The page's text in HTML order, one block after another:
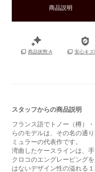
商品説明
商品状態:A 安心キズ
スタッフからの商品説明
フランス語でトノー（樽）
らのモデルは、その名の通
ミュラーの代表作です。
湾曲したケースラインは、
クロコのエングレービング
はないデザイン性の溢れる１